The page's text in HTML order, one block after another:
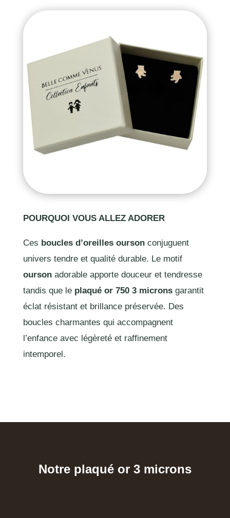
POURQUOI VOUS ALLEZ ADORER
Ces boucles d’oreilles oursonconjuguent
univers tendre et qualité durable. Le motif
oursonadorable apporte douceur et tendresse
tandis que le plaqué or 750 3 micronsgarantit
éclat résistant et brillance préservée. Des
boucles charmantes qui accompagnent
l’enfance avec légèreté et raffinement
intemporel.
Notre plaqué or 3 microns